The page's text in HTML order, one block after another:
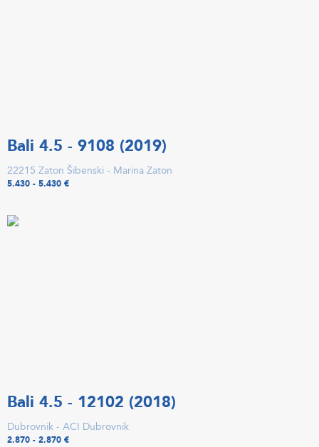
Bali 4.5 - 9108 (2019)
22215 Zaton Šibenski - Marina Zaton
5.430 - 5.430 €
Bali 4.5 - 12102 (2018)
Dubrovnik - ACI Dubrovnik
2.870 - 2.870 €